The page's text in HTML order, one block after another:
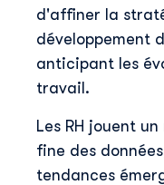
d'affiner la
développement
anticipant les
travail.
Les RH jouent
fine des
tendances